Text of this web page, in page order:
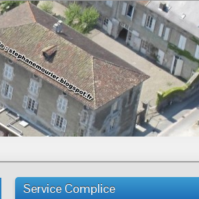
Service Complice